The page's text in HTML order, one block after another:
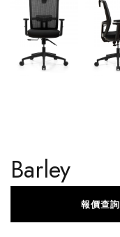
Barley
報價查詢